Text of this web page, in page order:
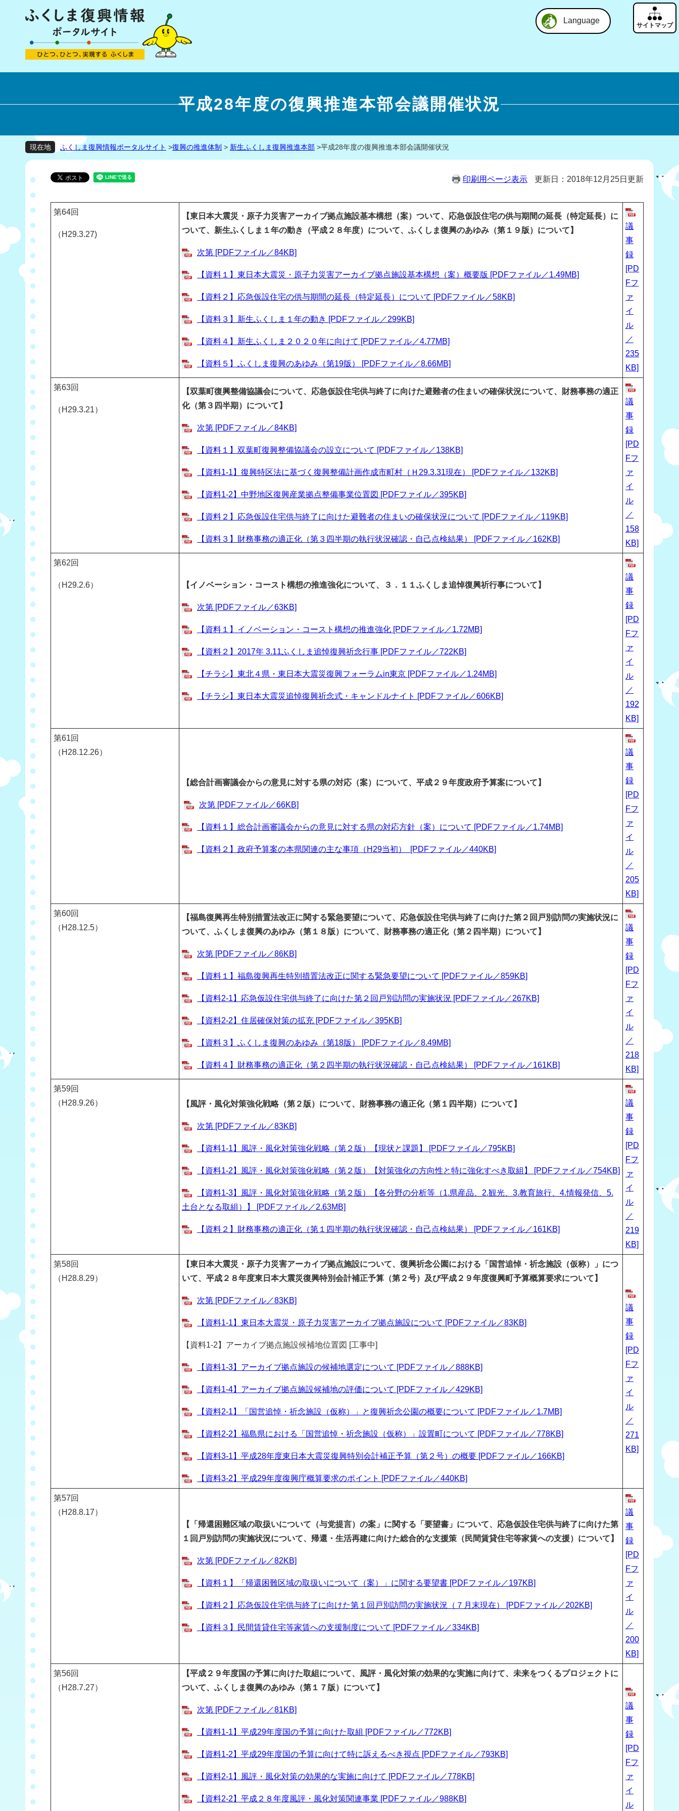
Language
平成28年度の復興推進本部会議開催状況
現在地 ふくしま復興情報ポータルサイト >復興の推進体制 > 新生ふくしま復興推進本部 >平成28年度の復興推進本部会議開催状況
印刷用ページ表示 更新日：2018年12月25日更新
第64回
（H29.3.27)
【東日本大震災・原子力災害アーカイブ拠点施設基本構想（案）ついて、応急仮設住宅の供与期間の延長（特定延長）に
ついて、新生ふくしま１年の動き（平成２８年度）について、ふくしま復興のあゆみ（第１９版）について】
次第 [PDFファイル／84KB]
【資料１】東日本大震災・原子力災害アーカイブ拠点施設基本構想（案）概要版 [PDFファイル／1.49MB]
【資料２】応急仮設住宅の供与期間の延長（特定延長）について [PDFファイル／58KB]
【資料３】新生ふくしま１年の動き [PDFファイル／299KB]
【資料４】新生ふくしま２０２０年に向けて [PDFファイル／4.77MB]
【資料５】ふくしま復興のあゆみ（第19版） [PDFファイル／8.66MB]
議
事
録
[PD
Fフ
ァ
イ
ル
／
235
KB]
第63回
（H29.3.21）
【双葉町復興整備協議会について、応急仮設住宅供与終了に向けた避難者の住まいの確保状況について、財務事務の適正
化（第３四半期）について】
次第 [PDFファイル／84KB]
【資料１】双葉町復興整備協議会の設立について [PDFファイル／138KB]
【資料1-1】復興特区法に基づく復興整備計画作成市町村（Ｈ29.3.31現在） [PDFファイル／132KB]
【資料1-2】中野地区復興産業拠点整備事業位置図 [PDFファイル／395KB]
【資料２】応急仮設住宅供与終了に向けた避難者の住まいの確保状況について [PDFファイル／119KB]
【資料３】財務事務の適正化（第３四半期の執行状況確認・自己点検結果） [PDFファイル／162KB]
議
事
録
[PD
Fフ
ァ
イ
ル
／
158
KB]
第62回
（H29.2.6） 【イノベーション・コースト構想の推進強化について、３．１１ふくしま追悼復興祈行事について】
次第 [PDFファイル／63KB]
【資料１】イノベーション・コースト構想の推進強化 [PDFファイル／1.72MB]
【資料２】2017年 3.11ふくしま追悼復興祈念行事 [PDFファイル／722KB]
【チラシ】東北４県・東日本大震災復興フォーラムin東京 [PDFファイル／1.24MB]
【チラシ】東日本大震災追悼復興祈念式・キャンドルナイト [PDFファイル／606KB]
議
事
録
[PD
Fフ
ァ
イ
ル
／
192
KB]
第61回
（H28.12.26）
【総合計画審議会からの意見に対する県の対応（案）について、平成２９年度政府予算案について】
次第 [PDFファイル／66KB]
【資料１】総合計画審議会からの意見に対する県の対応方針（案）について [PDFファイル／1.74MB]
【資料２】政府予算案の本県関連の主な事項（H29当初） [PDFファイル／440KB]
議
事
録
[PD
Fフ
ァ
イ
ル
／
205
KB]
第60回
（H28.12.5）
【福島復興再生特別措置法改正に関する緊急要望について、応急仮設住宅供与終了に向けた第２回戸別訪問の実施状況に
ついて、ふくしま復興のあゆみ（第１８版）について、財務事務の適正化（第２四半期）について】
次第 [PDFファイル／86KB]
【資料１】福島復興再生特別措置法改正に関する緊急要望について [PDFファイル／859KB]
【資料2-1】応急仮設住宅供与終了に向けた第２回戸別訪問の実施状況 [PDFファイル／267KB]
【資料2-2】住居確保対策の拡充 [PDFファイル／395KB]
【資料３】ふくしま復興のあゆみ（第18版） [PDFファイル／8.49MB]
【資料４】財務事務の適正化（第２四半期の執行状況確認・自己点検結果） [PDFファイル／161KB]
議
事
録
[PD
Fフ
ァ
イ
ル
／
218
KB]
第59回
（H28.9.26）
【風評・風化対策強化戦略（第２版）について、財務事務の適正化（第１四半期）について】
次第 [PDFファイル／83KB]
【資料1-1】風評・風化対策強化戦略（第２版）【現状と課題】 [PDFファイル／795KB]
【資料1-2】風評・風化対策強化戦略（第２版）【対策強化の方向性と特に強化すべき取組】 [PDFファイル／754KB]
【資料1-3】風評・風化対策強化戦略（第２版）【各分野の分析等（1.県産品、2.観光、3.教育旅行、4.情報発信、5.
土台となる取組）】 [PDFファイル／2.63MB]
【資料２】財務事務の適正化（第１四半期の執行状況確認・自己点検結果） [PDFファイル／161KB]
議
事
録
[PD
Fフ
ァ
イ
ル
／
219
KB]
第58回
（H28.8.29）
【東日本大震災・原子力災害アーカイブ拠点施設について、復興祈念公園における「国営追悼・祈念施設（仮称）」につ
いて、平成２８年度東日本大震災復興特別会計補正予算（第２号）及び平成２９年度復興町予算概算要求について】
次第 [PDFファイル／83KB]
【資料1-1】東日本大震災・原子力災害アーカイブ拠点施設について [PDFファイル／83KB]
【資料1-2】アーカイブ拠点施設候補地位置図 [工事中]
【資料1-3】アーカイブ拠点施設の候補地選定について [PDFファイル／888KB]
【資料1-4】アーカイブ拠点施設候補地の評価について [PDFファイル／429KB]
【資料2-1】「国営追悼・祈念施設（仮称）」と復興祈念公園の概要について [PDFファイル／1.7MB]
【資料2-2】福島県における「国営追悼・祈念施設（仮称）」設置町について [PDFファイル／778KB]
【資料3-1】平成28年度東日本大震災復興特別会計補正予算（第２号）の概要 [PDFファイル／166KB]
【資料3-2】平成29年度復興庁概算要求のポイント [PDFファイル／440KB]
議
事
録
[PD
Fフ
ァ
イ
ル
／
271
KB]
第57回
（H28.8.17）
【「帰還困難区域の取扱いについて（与党提言）の案」に関する「要望書」について、応急仮設住宅供与終了に向けた第
１回戸別訪問の実施状況について、帰還・生活再建に向けた総合的な支援策（民間賃貸住宅等家賃への支援）について】
次第 [PDFファイル／82KB]
【資料１】「帰還困難区域の取扱いについて（案）」に関する要望書 [PDFファイル／197KB]
【資料２】応急仮設住宅供与終了に向けた第１回戸別訪問の実施状況（７月末現在） [PDFファイル／202KB]
【資料３】民間賃貸住宅等家賃への支援制度について [PDFファイル／334KB]
議
事
録
[PD
Fフ
ァ
イ
ル
／
200
KB]
第56回
（H28.7.27）
【平成２９年度国の予算に向けた取組について、風評・風化対策の効果的な実施に向けて、未来をつくるプロジェクトに
ついて、ふくしま復興のあゆみ（第１７版）について】
次第 [PDFファイル／81KB]
【資料1-1】平成29年度国の予算に向けた取組 [PDFファイル／772KB]
【資料1-2】平成29年度国の予算に向けて特に訴えるべき視点 [PDFファイル／793KB]
【資料2-1】風評・風化対策の効果的な実施に向けて [PDFファイル／778KB]
【資料2-2】平成２８年度風評・風化対策関連事業 [PDFファイル／988KB]
議
事
録
[PD
Fフ
ァ
イ
ル